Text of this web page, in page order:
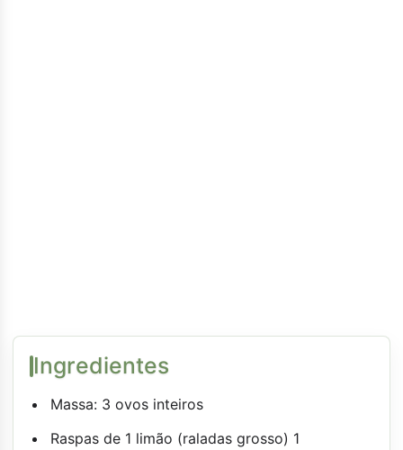
Ingredientes
Massa: 3 ovos inteiros
Raspas de 1 limão (raladas grosso) 1